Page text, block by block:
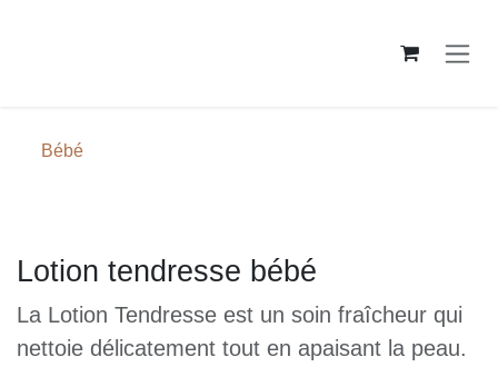
Bébé
Lotion tendresse bébé
La Lotion Tendresse est un soin fraîcheur
qui nettoie délicatement tout en apaisant